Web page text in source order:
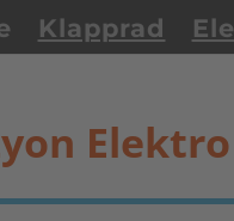
Klapprad